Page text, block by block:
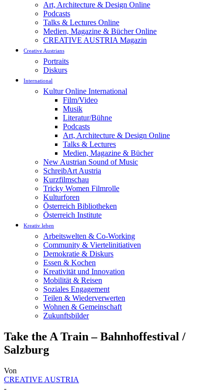
Art, Architecture & Design Online
Podcasts
Talks & Lectures Online
Medien, Magazine & Bücher Online
CREATIVE AUSTRIA Magazin
Creative Austrians
Portraits
Diskurs
International
Kultur Online International
Film/Video
Musik
Literatur/Bühne
Podcasts
Art, Architecture & Design Online
Talks & Lectures
Medien, Magazine & Bücher
New Austrian Sound of Music
SchreibArt Austria
Kurzfilmschau
Tricky Women Filmrolle
Kulturforen
Österreich Bibliotheken
Österreich Institute
Kreativ leben
Arbeitswelten & Co-Working
Community & Viertelinitiativen
Demokratie & Diskurs
Essen & Kochen
Kreativität und Innovation
Mobilität & Reisen
Soziales Engagement
Teilen & Wiederverwerten
Wohnen & Gemeinschaft
Zukunftsbilder
Take the A Train – Bahnhoffestival /
Salzburg
Von
CREATIVE AUSTRIA
-